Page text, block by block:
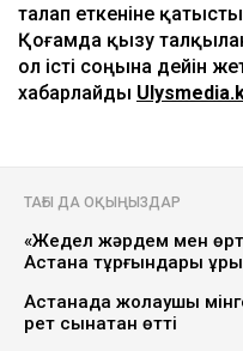
талап еткеніне қатысты
Қоғамда қызу
ол істі соңына дейін
хабарлайды
ТАҒЫ ДА ОҚЫҢЫЗДАР
«Жедел жәрдем мен өрт
Астана тұрғындары
Астанада жолаушы
рет сынақтан өтті